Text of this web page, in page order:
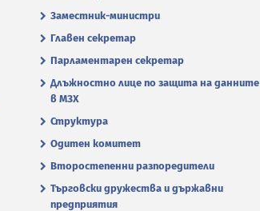
Заместник-министри
Главен секретар
Парламентарен секретар
Длъжностно лице по защита на данните
в МЗХ
Структура
Одитен комитет
Второстепенни разпоредители
Търговски дружества и държавни
предприятия